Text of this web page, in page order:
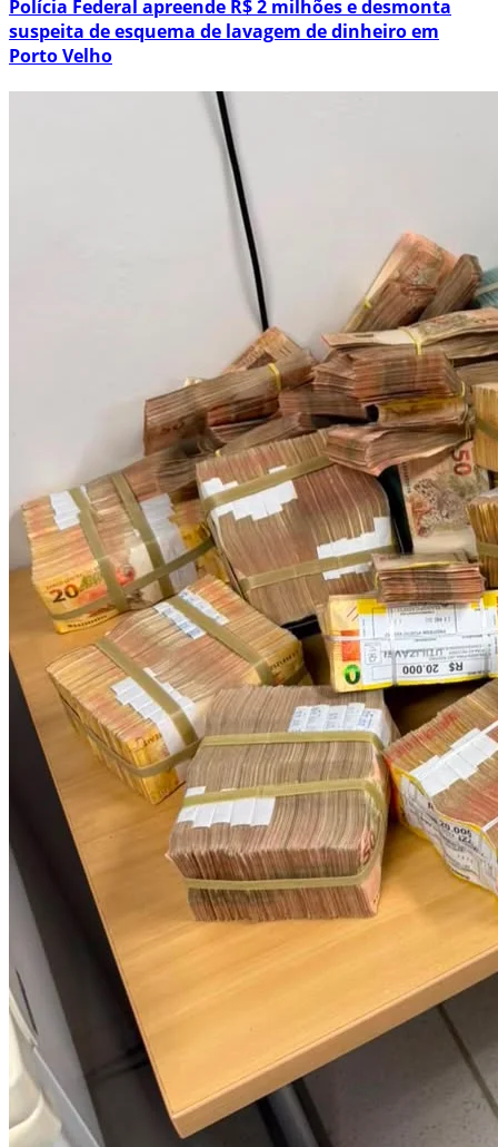
Polícia Federal apreende R$ 2 milhões e desmonta
suspeita de esquema de lavagem de dinheiro em
Porto Velho